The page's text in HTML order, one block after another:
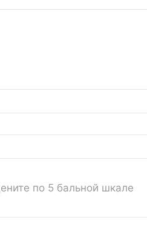
по 5 бальной шкале